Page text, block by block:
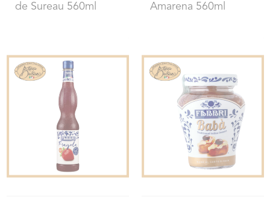
de Sureau 560ml
Amarena 560ml